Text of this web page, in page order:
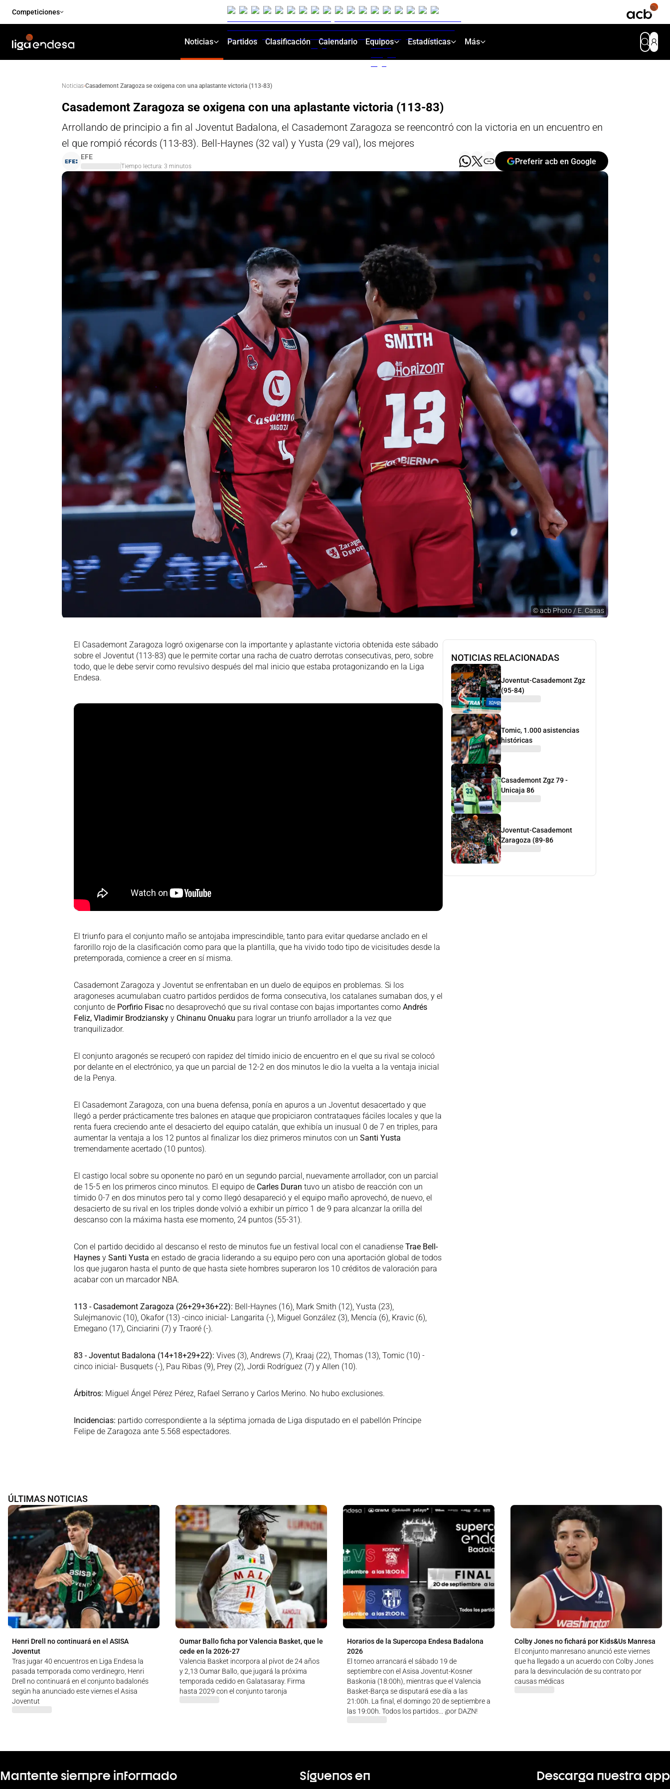
Competiciones
Noticias Partidos Clasificación Calendario Equipos Estadísticas Más
Noticias·Casademont Zaragoza se oxigena con una aplastante victoria (113-83)
Casademont Zaragoza se oxigena con una aplastante victoria (113-83)
Arrollando de principio a fin al Joventut Badalona, el Casademont Zaragoza se reencontró con la victoria en un encuentro en
el que rompió récords (113-83). Bell-Haynes (32 val) y Yusta (29 val), los mejores
EFE
Tiempo lectura: 3 minutos
Preferir acb en Google
©acb Photo / E. Casas
El Casademont Zaragoza logró oxigenarse con la importante y aplastante victoria obtenida este sábado
sobre el Joventut (113-83) que le permite cortar una racha de cuatro derrotas consecutivas, pero, sobre
todo, que le debe servir como revulsivo después del mal inicio que estaba protagonizando en la Liga
Endesa.
El triunfo para el conjunto maño se antojaba imprescindible, tanto para evitar quedarse anclado en el
farorillo rojo de la clasificación como para que la plantilla, que ha vivido todo tipo de vicisitudes desde la
pretemporada, comience a creer en sí misma.
Casademont Zaragoza y Joventut se enfrentaban en un duelo de equipos en problemas. Si los
aragoneses acumulaban cuatro partidos perdidos de forma consecutiva, los catalanes sumaban dos, y el
conjunto de Porfirio Fisac no desaprovechó que su rival contase con bajas importantes como Andrés
Feliz, Vladimir Brodziansky y Chinanu Onuaku para lograr un triunfo arrollador a la vez que
tranquilizador.
El conjunto aragonés se recuperó con rapidez del tímido inicio de encuentro en el que su rival se colocó
por delante en el electrónico, ya que un parcial de 12-2 en dos minutos le dio la vuelta a la ventaja inicial
de la Penya.
El Casademont Zaragoza, con una buena defensa, ponía en apuros a un Joventut desacertado y que
llegó a perder prácticamente tres balones en ataque que propiciaron contrataques fáciles locales y que la
renta fuera creciendo ante el desacierto del equipo catalán, que exhibía un inusual 0 de 7 en triples, para
aumentar la ventaja a los 12 puntos al finalizar los diez primeros minutos con un Santi Yusta
tremendamente acertado (10 puntos).
El castigo local sobre su oponente no paró en un segundo parcial, nuevamente arrollador, con un parcial
de 15-5 en los primeros cinco minutos. El equipo de Carles Duran tuvo un atisbo de reacción con un
tímido 0-7 en dos minutos pero tal y como llegó desapareció y el equipo maño aprovechó, de nuevo, el
desacierto de su rival en los triples donde volvió a exhibir un pírrico 1 de 9 para alcanzar la orilla del
descanso con la máxima hasta ese momento, 24 puntos (55-31).
Con el partido decidido al descanso el resto de minutos fue un festival local con el canadiense Trae Bell-
Haynes y Santi Yusta en estado de gracia liderando a su equipo pero con una aportación global de todos
los que jugaron hasta el punto de que hasta siete hombres superaron los 10 créditos de valoración para
acabar con un marcador NBA.
113 - Casademont Zaragoza (26+29+36+22): Bell-Haynes (16), Mark Smith (12), Yusta (23),
Sulejmanovic (10), Okafor (13) -cinco inicial- Langarita (-), Miguel González (3), Mencía (6), Kravic (6),
Emegano (17), Cinciarini (7) y Traoré (-).
83 - Joventut Badalona (14+18+29+22): Vives (3), Andrews (7), Kraaj (22), Thomas (13), Tomic (10) -
cinco inicial- Busquets (-), Pau Ribas (9), Prey (2), Jordi Rodríguez (7) y Allen (10).
Árbitros: Miguel Ángel Pérez Pérez, Rafael Serrano y Carlos Merino. No hubo exclusiones.
Incidencias: partido correspondiente a la séptima jornada de Liga disputado en el pabellón Príncipe
Felipe de Zaragoza ante 5.568 espectadores.
NOTICIAS RELACIONADAS
Joventut-Casademont Zgz
(95-84)
Tomic, 1.000 asistencias
históricas
Casademont Zgz 79 -
Unicaja 86
Joventut-Casademont
Zaragoza (89-86
ÚLTIMAS NOTICIAS
Henri Drell no continuará en el ASISA
Joventut
Tras jugar 40 encuentros en Liga Endesa la
pasada temporada como verdinegro, Henri
Drell no continuará en el conjunto badalonés
según ha anunciado este viernes el Asisa
Joventut
Oumar Ballo ficha por Valencia Basket, que le
cede en la 2026-27
Valencia Basket incorpora al pívot de 24 años
y 2,13 Oumar Ballo, que jugará la próxima
temporada cedido en Galatasaray. Firma
hasta 2029 con el conjunto taronja
Horarios de la Supercopa Endesa Badalona
2026
El torneo arrancará el sábado 19 de
septiembre con el Asisa Joventut-Kosner
Baskonia (18:00h), mientras que el Valencia
Basket-Barça se disputará ese día a las
21:00h. La final, el domingo 20 de septiembre a
las 19:00h. Todos los partidos... ¡por DAZN!
Colby Jones no fichará por Kids&Us Manresa
El conjunto manresano anunció este viernes
que ha llegado a un acuerdo con Colby Jones
para la desvinculación de su contrato por
causas médicas
Mantente siempre informado Síguenos en Descarga nuestra app